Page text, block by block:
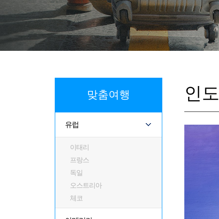
맞춤여행
유럽
이태리
프랑스
독일
오스트리아
체코
인도